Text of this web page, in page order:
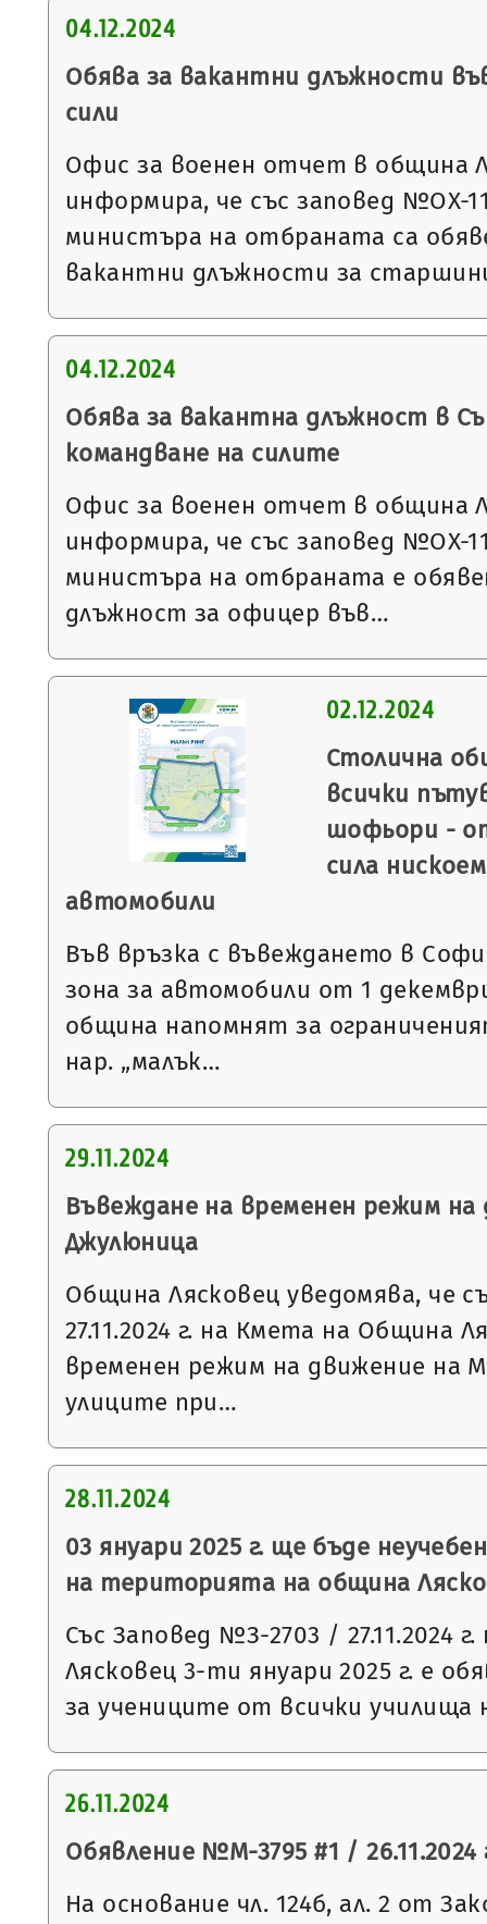
04.12.2024
Обява за вакантни длъжности
сили
Офис за военен отчет в община
информира, че със заповед №ОХ-
министъра на отбраната са
вакантни длъжности за
04.12.2024
Обява за вакантна длъжност в
командване на силите
Офис за военен отчет в община
информира, че със заповед №ОХ-
министъра на отбраната е
длъжност за офицер във…
02.12.2024
Столична
всички
шофьори -
сила
автомобили
Във връзка с въвеждането в
зона за автомобили от 1
община напомнят за
нар. „малък…
29.11.2024
Въвеждане на временен режим
Джулюница
Община Лясковец уведомява, че
27.11.2024 г. на Кмета на Община
временен режим на движение на
улиците при…
28.11.2024
03 януари 2025 г. ще бъде
на територията на община
Със Заповед №З-2703 / 27.11.2024
Лясковец 3-ти януари 2025 г. е
за учениците от всички
26.11.2024
Обявление №М-3795 #1 / 26.11.2024
На основание чл. 124б, ал. 2 от